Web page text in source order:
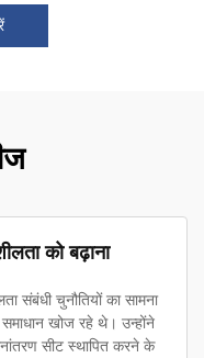
को बढ़ाना
संबंधी चुनौतियों का सामना
खोज रहे थे। उन्होंने
सीट स्थापित करने के